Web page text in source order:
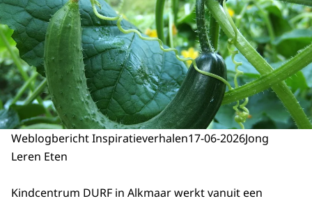
Weblogbericht Inspiratieverhalen17-06-2026Jong
Leren Eten
Kindcentrum DURF in Alkmaar werkt vanuit een